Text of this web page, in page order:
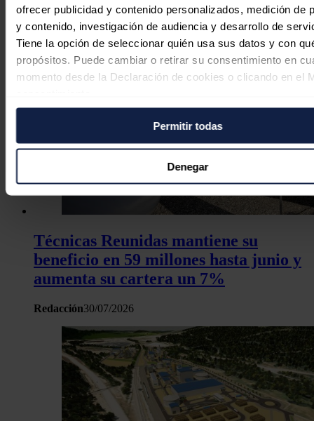
ofrecer publicidad y contenido personalizados, medición de
y contenido, investigación de audiencia y desarrollo de
Tiene la opción de seleccionar quién usa sus datos y con
propósitos. Puede cambiar o retirar su consentimiento en
momento desde la Declaración de cookies o clicando en el
Si lo permite, también quisiéramos:
Recopilar información sobre su ubicación geográfica
puede tener una precisión de varios metros
Identificar su dispositivo analizándolo activamente
características específicas (huellas digitales)
Obtenga más información sobre cómo se procesan sus
personales y establezca sus preferencias en la
Puede cambiar o retirar su consentimiento en cualquier
la Declaración de cookies.
tráfico. Además, compartimos información sobre el uso que
sitio web con nuestros partners de redes sociales,
análisis web, quienes pueden combinarla con otra
haya proporcionado o que hayan recopilado a partir del uso
hecho de sus servicios.
Permitir todas
Denegar
Jaime Santisteban 07/08/2026
Técnicas Reunidas mantiene su
beneficio en 59 millones hasta junio y
aumenta su cartera un 7%
Redacción30/07/2026